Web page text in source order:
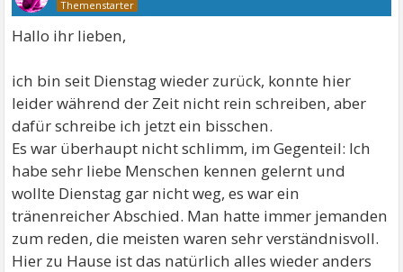
Hallo ihr lieben,
ich bin seit Dienstag wieder zurück, konnte hier
leider während der Zeit nicht rein schreiben, aber
dafür schreibe ich jetzt ein bisschen.
Es war überhaupt nicht schlimm, im Gegenteil: Ich
habe sehr liebe Menschen kennen gelernt und
wollte Dienstag gar nicht weg, es war ein
tränenreicher Abschied. Man hatte immer jemanden
zum reden, die meisten waren sehr verständnisvoll.
Hier zu Hause ist das natürlich alles wieder anders